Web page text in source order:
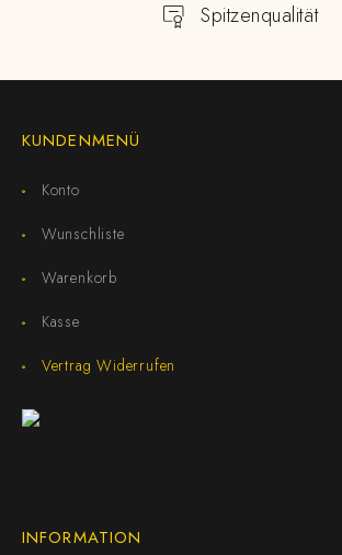
Spitzenqualität
KUNDENMENÜ
Konto
Wunschliste
Warenkorb
Kasse
Vertrag Widerrufen
INFORMATION